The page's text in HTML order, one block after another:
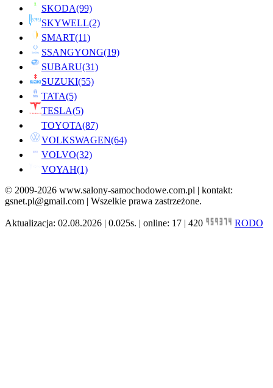
SKODA(99)
SKYWELL(2)
SMART(11)
SSANGYONG(19)
SUBARU(31)
SUZUKI(55)
TATA(5)
TESLA(5)
TOYOTA(87)
VOLKSWAGEN(64)
VOLVO(32)
VOYAH(1)
© 2009-2026 www.salony-samochodowe.com.pl | kontakt:
gsnet.pl@gmail.com | Wszelkie prawa zastrzeżone.
Aktualizacja: 02.08.2026 | 0.025s. | online: 17 | 420 RODO